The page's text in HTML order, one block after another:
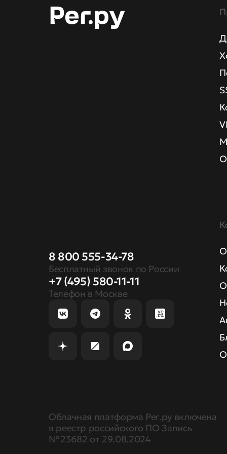
8 800 555-34-78
Бесплатный звонок по России
+7 (495) 580-11-11
Телефон в Москве
Облачная платформа Рег.ру включена
в реестр российского ПО Запись
№ 23682 от 29.08.2024